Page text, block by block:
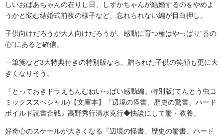
しいおばあちゃんの在りし日、しずかちゃんが結婚するのをやめよ
うかと悩む結婚式前夜の様子など、忘れられない編が目白押し。
子供向けだろうが大人向けだろうが、感動に育つ種はやっぱり“善の
心”にあると確信。
一筆箋など3大特典付きの特別版なら、贈られた子供の笑顔も更に大
きくなりそう。
『とっておきドラえもんむねいっぱい感動編』特別版(てんとう虫コ
ミックススペシャル)【文庫本】『辺境の怪書、歴史の驚書、ハード
ボイルド読書合戦』高野秀行清水克行◆快談にして驚・教養。
好奇心のスケールが大きくなる『辺境の怪書、歴史の驚書、ハード